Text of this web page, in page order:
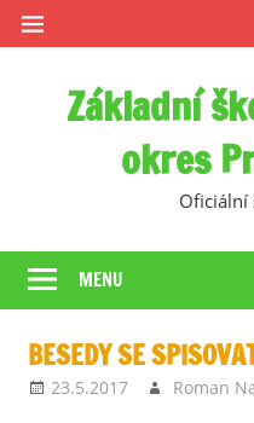
Skip
to
Základní
okres
Oficiální
MENU
BESEDY SE
23.5.2017 Roman